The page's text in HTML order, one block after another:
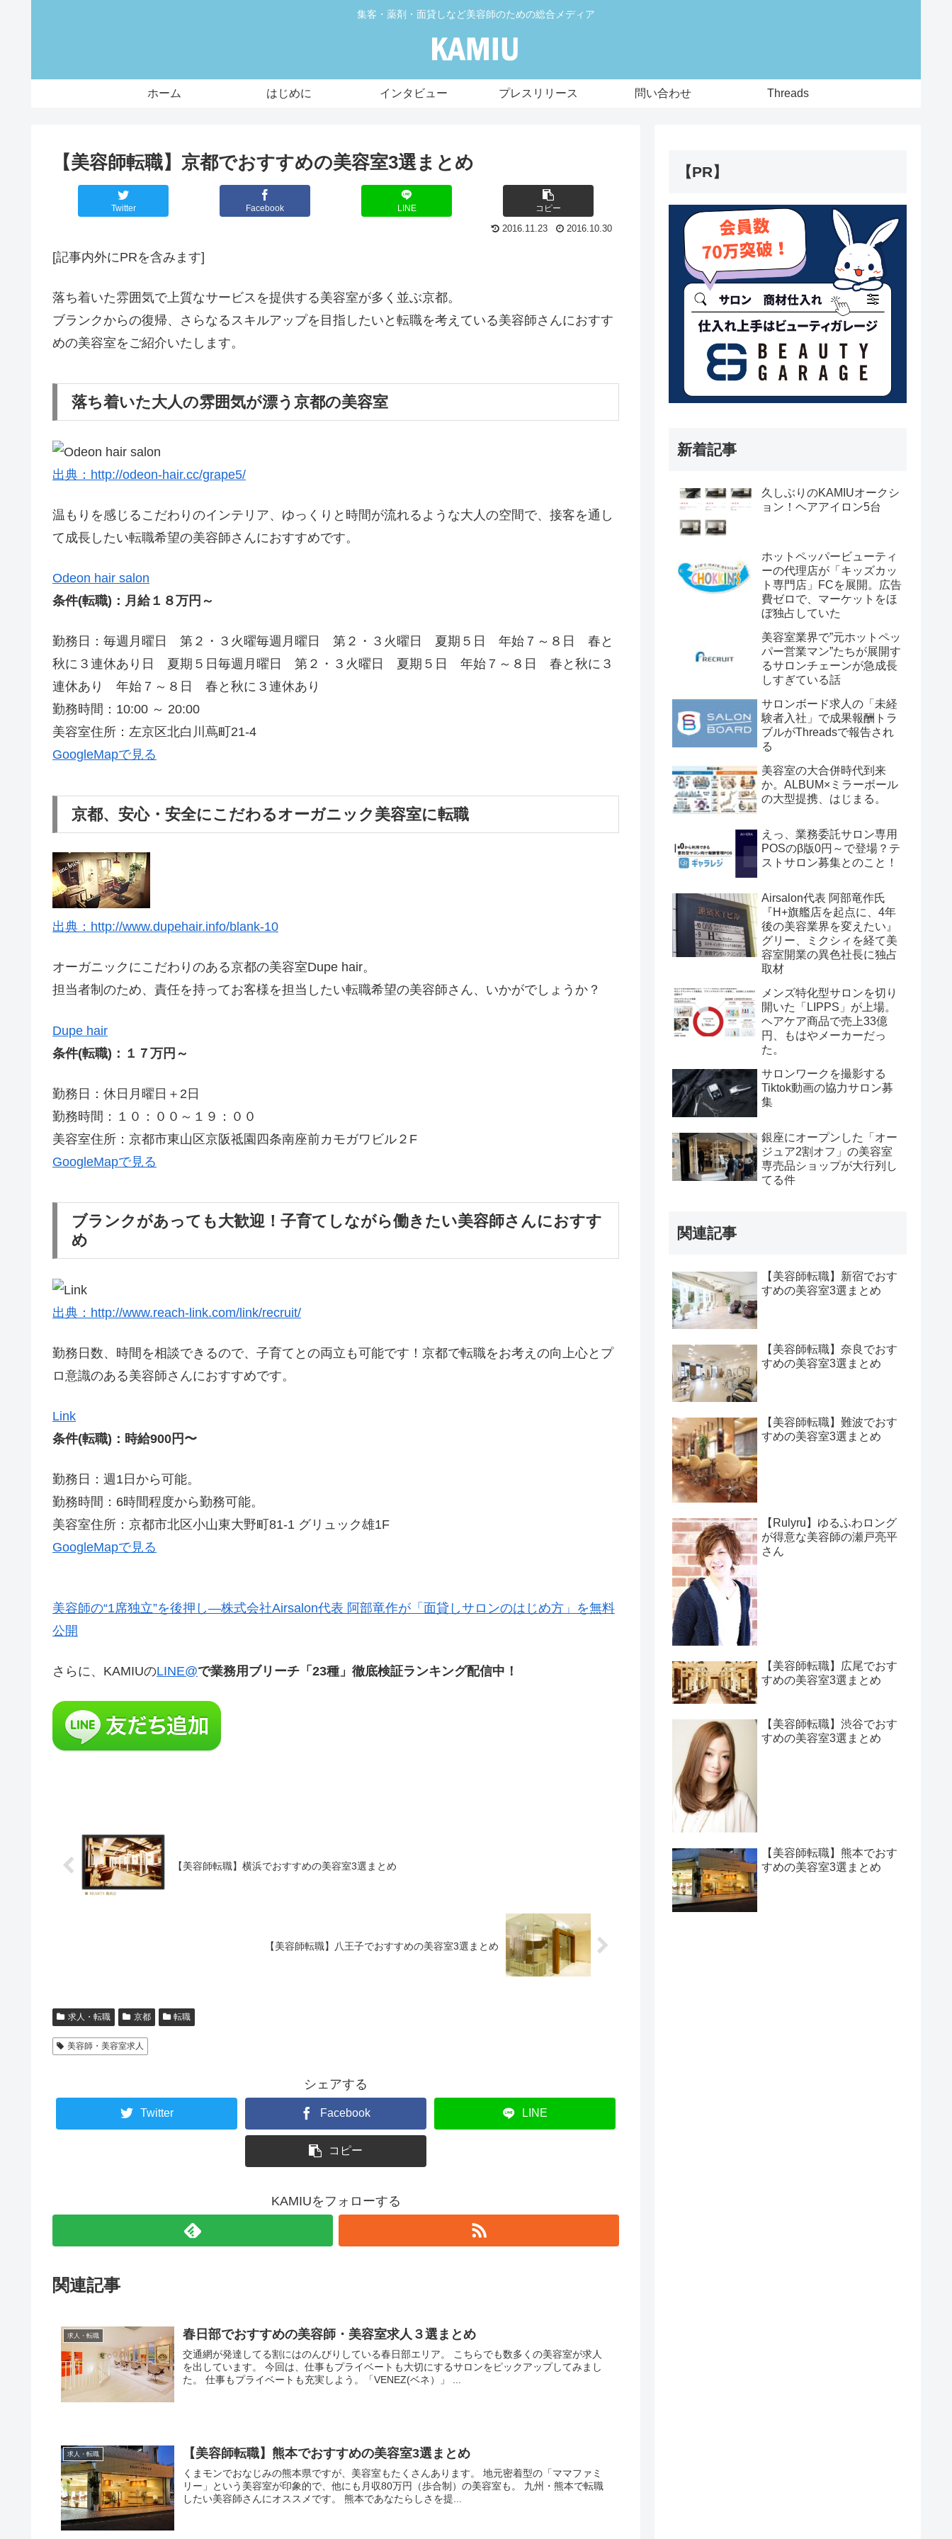
集客・薬剤・面貸しなど美容師のための総合メディア
ホーム はじめに インタビュー プレスリリース 問い合わせ Threads
【美容師転職】京都でおすすめの美容室3選まとめ
Twitter Facebook LINE コピー
2016.11.23 2016.10.30
[記事内外にPRを含みます]
落ち着いた雰囲気で上質なサービスを提供する美容室が多く並ぶ京都。
ブランクからの復帰、さらなるスキルアップを目指したいと転職を考えている美容師さんにおすす
めの美容室をご紹介いたします。
落ち着いた大人の雰囲気が漂う京都の美容室
出典：http://odeon-hair.cc/grape5/
温もりを感じるこだわりのインテリア、ゆっくりと時間が流れるような大人の空間で、接客を通し
て成長したい転職希望の美容師さんにおすすめです。
Odeon hair salon
条件(転職)：月給１８万円～
勤務日：毎週月曜日 第２・３火曜毎週月曜日 第２・３火曜日 夏期５日 年始７～８日 春と
秋に３連休あり日 夏期５日毎週月曜日 第２・３火曜日 夏期５日 年始７～８日 春と秋に３
連休あり 年始７～８日 春と秋に３連休あり
勤務時間：10:00 ～ 20:00
美容室住所：左京区北白川蔦町21-4
GoogleMapで見る
京都、安心・安全にこだわるオーガニック美容室に転職
出典：http://www.dupehair.info/blank-10
オーガニックにこだわりのある京都の美容室Dupe hair。
担当者制のため、責任を持ってお客様を担当したい転職希望の美容師さん、いかがでしょうか？
Dupe hair
条件(転職)：１７万円～
勤務日：休日月曜日＋2日
勤務時間：１０：００～１９：００
美容室住所：京都市東山区京阪祗園四条南座前カモガワビル２F
GoogleMapで見る
ブランクがあっても大歓迎！子育てしながら働きたい美容師さんにおすす
め
出典：http://www.reach-link.com/link/recruit/
勤務日数、時間を相談できるので、子育てとの両立も可能です！京都で転職をお考えの向上心とプ
ロ意識のある美容師さんにおすすめです。
Link
条件(転職)：時給900円〜
勤務日：週1日から可能。
勤務時間：6時間程度から勤務可能。
美容室住所：京都市北区小山東大野町81-1 グリュック雄1F
GoogleMapで見る
美容師の“1席独立”を後押し—株式会社Airsalon代表 阿部竜作が「面貸しサロンのはじめ方」を無料
公開
さらに、KAMIUのLINE@で業務用ブリーチ「23種」徹底検証ランキング配信中！
【美容師転職】横浜でおすすめの美容室3選まとめ
【美容師転職】八王子でおすすめの美容室3選まとめ
求人・転職 京都 転職
美容師・美容室求人
シェアする
Twitter Facebook LINE
コピー
KAMIUをフォローする
関連記事
求人・転職 春日部でおすすめの美容師・美容室求人３選まとめ
交通網が発達してる割にはのんびりしている春日部エリア。 こちらでも数多くの美容室が求人
を出しています。 今回は、仕事もプライベートも大切にするサロンをピックアップしてみまし
た。 仕事もプライベートも充実しよう。「VENEZ(ベネ）」 ...
求人・転職 【美容師転職】熊本でおすすめの美容室3選まとめ
くまモンでおなじみの熊本県ですが、美容室もたくさんあります。 地元密着型の「ママファミ
リー」という美容室が印象的で、他にも月収80万円（歩合制）の美容室も。 九州・熊本で転職
したい美容師さんにオススメです。 熊本であなたらしさを提...
【PR】
新着記事
久しぶりのKAMIUオークシ
ョン！ヘアアイロン5台
ホットペッパービューティ
ーの代理店が「キッズカッ
ト専門店」FCを展開。広告
費ゼロで、マーケットをほ
ぼ独占していた
美容室業界で”元ホットペッ
パー営業マン”たちが展開す
るサロンチェーンが急成長
しすぎている話
サロンボード求人の「未経
験者入社」で成果報酬トラ
ブルがThreadsで報告され
る
美容室の大合併時代到来
か。ALBUM×ミラーボール
の大型提携、はじまる。
えっ、業務委託サロン専用
POSのβ版0円～で登場？テ
ストサロン募集とのこと！
Airsalon代表 阿部竜作氏
『H+旗艦店を起点に、4年
後の美容業界を変えたい』
グリー、ミクシィを経て美
容室開業の異色社長に独占
取材
メンズ特化型サロンを切り
開いた「LIPPS」が上場。
ヘアケア商品で売上33億
円、もはやメーカーだっ
た。
サロンワークを撮影する
Tiktok動画の協力サロン募
集
銀座にオープンした「オー
ジュア2割オフ」の美容室
専売品ショップが大行列し
てる件
関連記事
【美容師転職】新宿でおす
すめの美容室3選まとめ
【美容師転職】奈良でおす
すめの美容室3選まとめ
【美容師転職】難波でおす
すめの美容室3選まとめ
【Rulyru】ゆるふわロング
が得意な美容師の瀬戸亮平
さん
【美容師転職】広尾でおす
すめの美容室3選まとめ
【美容師転職】渋谷でおす
すめの美容室3選まとめ
【美容師転職】熊本でおす
すめの美容室3選まとめ